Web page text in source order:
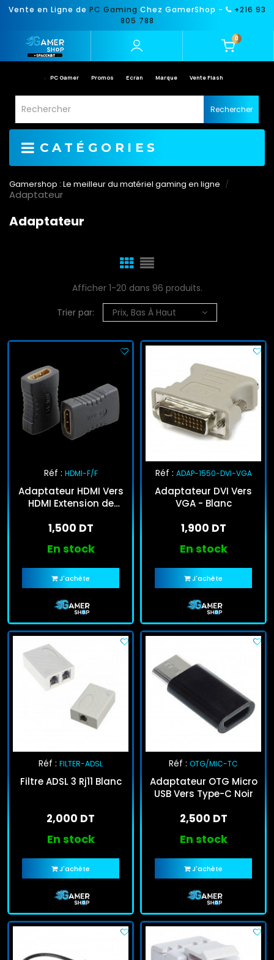
Vente en Ligne de PC Gaming Chez GamerShop -
+216 93
805 788
0
PC Gamer Promos Ecran Marque Vente Flash
Rechercher
CATÉGORIES
Gamershop : Le meilleur du matériel gaming en ligne
Adaptateur
Adaptateur
Afficher 1-20 dans 96 produits.
Trier par:
Prix, Bas À Haut
Réf : HDMI-F/F
Adaptateur HDMI Vers
HDMI Extension de
1,500 DT
En stock
J'achète
Réf : ADAP-1550-DVI-VGA
Adaptateur DVI Vers
VGA - Blanc
1,900 DT
En stock
J'achète
Réf : FILTER-ADSL
Filtre ADSL 3 Rj11 Blanc
2,000 DT
En stock
J'achète
Réf : OTG/MIC-TC
Adaptateur OTG Micro
USB Vers Type-C Noir
2,500 DT
En stock
J'achète